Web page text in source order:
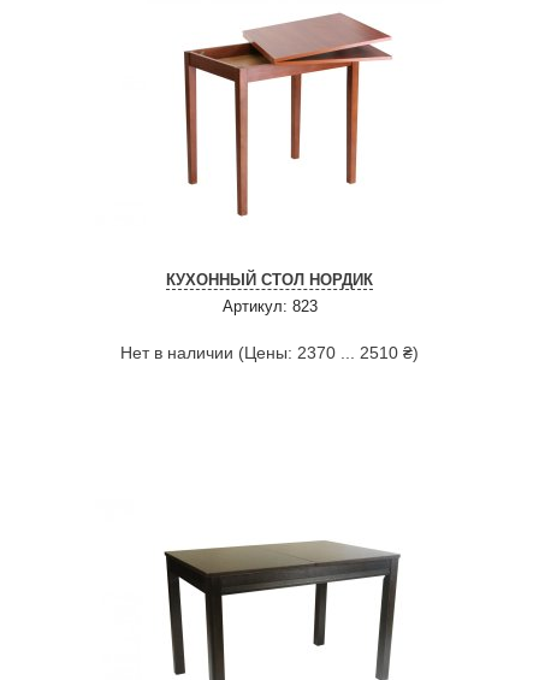
КУХОННЫЙ СТОЛ НОРДИК
Артикул: 823
Нет в наличии (Цены: 2370 ... 2510 ₴)